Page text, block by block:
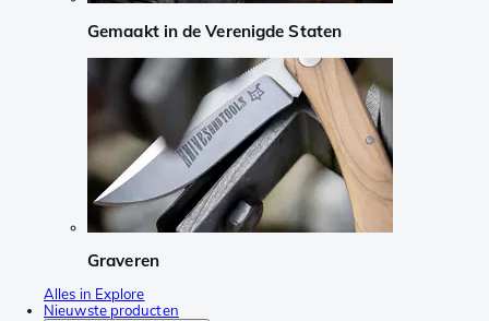
Gemaakt in de Verenigde Staten
Graveren
Alles in Explore
Nieuwste producten